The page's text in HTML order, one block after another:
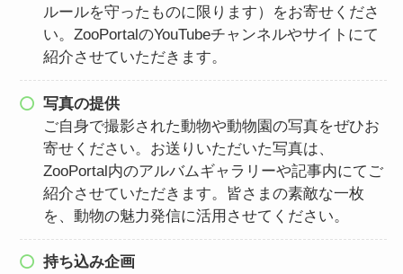
ルールを守ったものに限ります）をお寄せくださ
い。ZooPortalのYouTubeチャンネルやサイトにて
紹介させていただきます。
写真の提供
ご自身で撮影された動物や動物園の写真をぜひお
寄せください。お送りいただいた写真は、
ZooPortal内のアルバムギャラリーや記事内にてご
紹介させていただきます。皆さまの素敵な一枚
を、動物の魅力発信に活用させてください。
持ち込み企画